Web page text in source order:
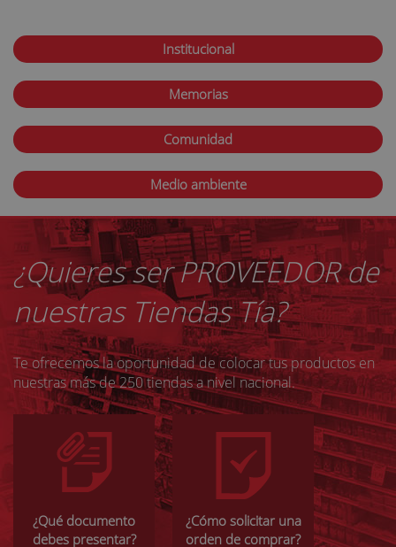
Institucional
Memorias
Comunidad
Medio ambiente
¿Quieres ser PROVEEDOR de
nuestras Tiendas Tía?
Te ofrecemos la oportunidad de colocar tus productos en
nuestras más de 250 tiendas a nivel nacional.
¿Qué documento
debes presentar?
¿Cómo solicitar una
orden de comprar?